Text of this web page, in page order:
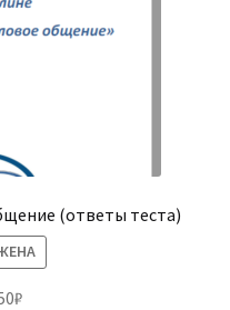
(ответы теста)
₽